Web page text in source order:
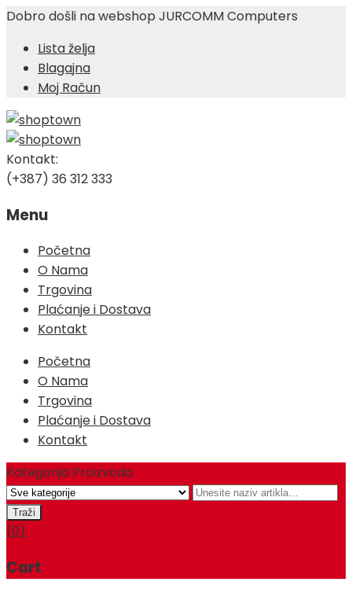
Dobro došli na webshop JURCOMM Computers
Lista želja
Blagajna
Moj Račun
Kontakt:
(+387) 36 312 333
Menu
Skip
content
Početna
O Nama
Trgovina
Plaćanje i Dostava
Kontakt
Početna
O Nama
Trgovina
Plaćanje i Dostava
Kontakt
Kategorija Proizvoda
(0)
Cart